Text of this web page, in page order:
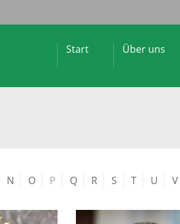
Start Über uns
N O P Q R S T U V